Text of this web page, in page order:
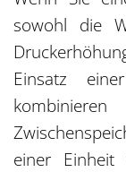
sowohl die
Einsatz
einer